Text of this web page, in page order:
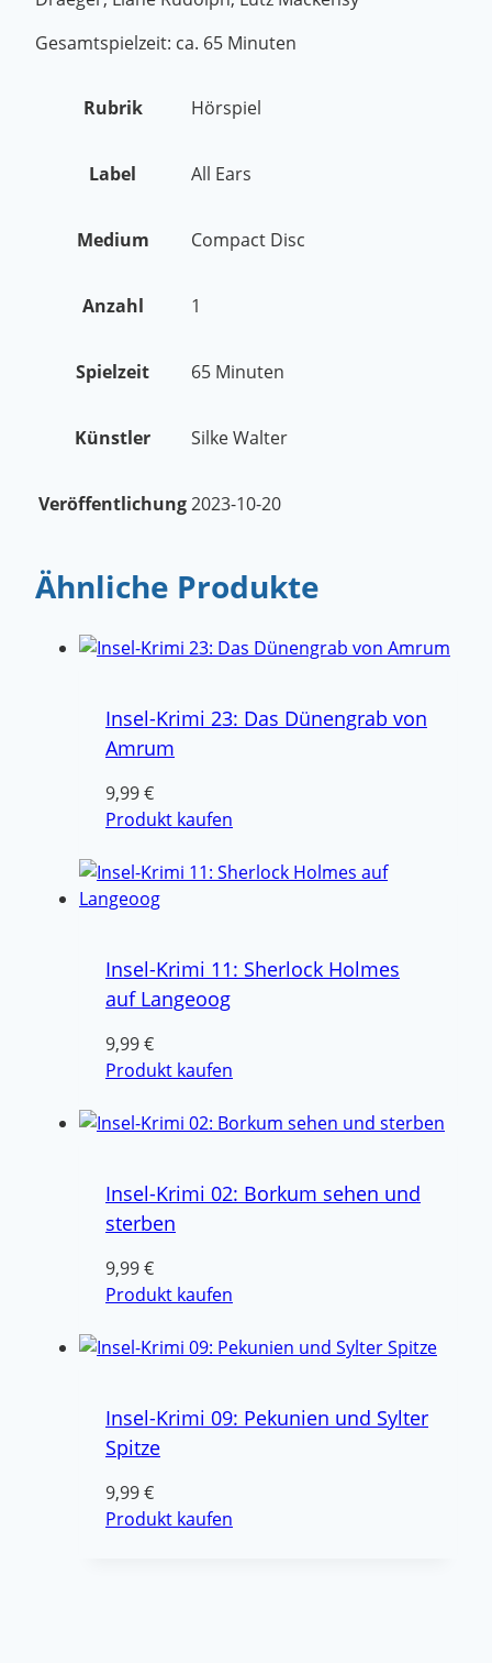
Gesamtspielzeit: ca. 65 Minuten
Rubrik Hörspiel
Label All Ears
Medium Compact Disc
Anzahl 1
Spielzeit 65 Minuten
Künstler Silke Walter
Veröffentlichung2023-10-20
Ähnliche Produkte
Insel-Krimi 23: Das Dünengrab von
Amrum
9,99€
Produkt kaufen
Insel-Krimi 11: Sherlock Holmes
auf Langeoog
9,99€
Produkt kaufen
Insel-Krimi 02: Borkum sehen und
sterben
9,99€
Produkt kaufen
Insel-Krimi 09: Pekunien und Sylter
Spitze
9,99€
Produkt kaufen